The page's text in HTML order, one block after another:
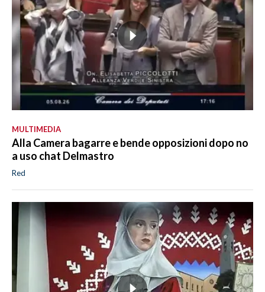
MULTIMEDIA
Alla Camera bagarre e bende opposizioni dopo no
a uso chat Delmastro
Red